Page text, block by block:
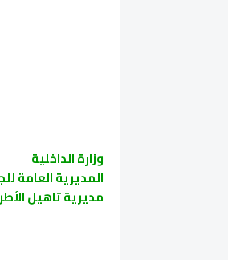
وزارة الداخلية
المديرية العامة
مديرية تاهيل الأطر